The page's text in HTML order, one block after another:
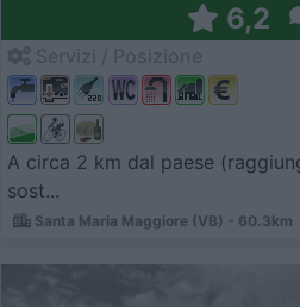
6,2
A circa 2 km dal paese
sost...
Santa Maria Maggiore (VB) - 60.3km